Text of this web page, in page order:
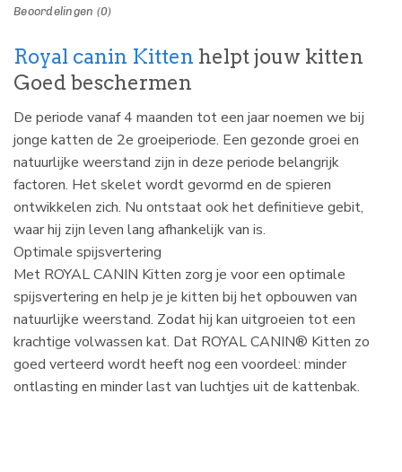
Beoordelingen (0)
Royal canin Kitten helpt jouw kitten
Goed beschermen
De periode vanaf 4 maanden tot een jaar noemen we bij
jonge katten de 2e groeiperiode. Een gezonde groei en
natuurlijke weerstand zijn in deze periode belangrijk
factoren. Het skelet wordt gevormd en de spieren
ontwikkelen zich. Nu ontstaat ook het definitieve gebit,
waar hij zijn leven lang afhankelijk van is.
Optimale spijsvertering
Met ROYAL CANIN Kitten zorg je voor een optimale
spijsvertering en help je je kitten bij het opbouwen van
natuurlijke weerstand. Zodat hij kan uitgroeien tot een
krachtige volwassen kat. Dat ROYAL CANIN® Kitten zo
goed verteerd wordt heeft nog een voordeel: minder
ontlasting en minder last van luchtjes uit de kattenbak.